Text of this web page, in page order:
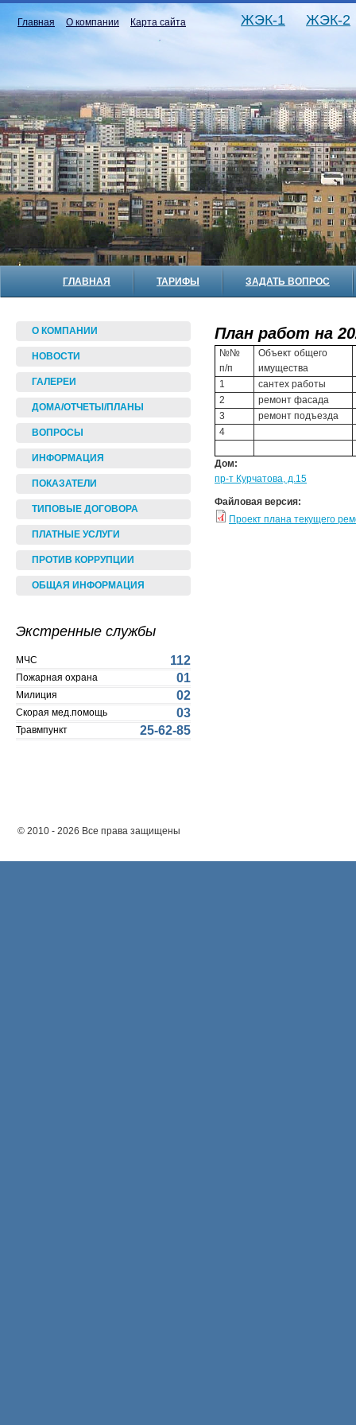
Главная О компании Карта сайта ЖЭК-1 ЖЭК-2
ГЛАВНАЯ ТАРИФЫ ЗАДАТЬ ВОПРОС
О КОМПАНИИ
НОВОСТИ
ГАЛЕРЕИ
ДОМА/ОТЧЕТЫ/ПЛАНЫ
ВОПРОСЫ
ИНФОРМАЦИЯ
ПОКАЗАТЕЛИ
ТИПОВЫЕ ДОГОВОРА
ПЛАТНЫЕ УСЛУГИ
ПРОТИВ КОРРУПЦИИ
ОБЩАЯ ИНФОРМАЦИЯ
Экстренные службы
МЧС 112
Пожарная охрана 01
Милиция 02
Скорая мед.помощь 03
Травмпункт 25-62-85
План работ на
№№
п/п
Объект общего
имущества
1
сантех работы
2
ремонт фасада
3
ремонт подъезда
4
Дом:
пр-т Курчатова, д.15
Файловая версия:
Проект плана текущего
© 2010 - 2026 Все права защищены